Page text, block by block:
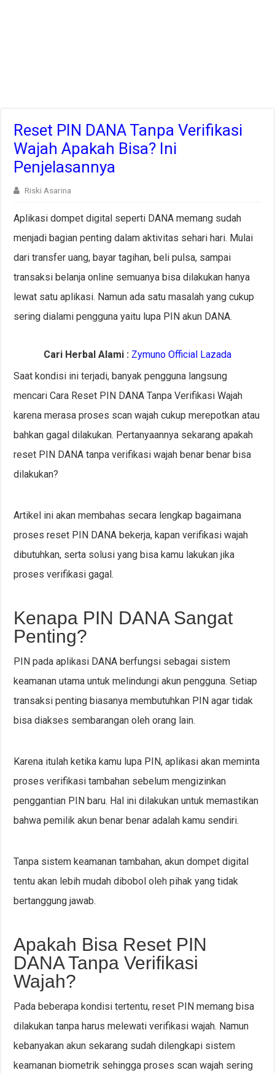
Reset PIN DANA Tanpa Verifikasi
Wajah Apakah Bisa? Ini
Penjelasannya
Riski Asarina
Aplikasi dompet digital seperti DANA memang sudah
menjadi bagian penting dalam aktivitas sehari hari. Mulai
dari transfer uang, bayar tagihan, beli pulsa, sampai
transaksi belanja online semuanya bisa dilakukan hanya
lewat satu aplikasi. Namun ada satu masalah yang cukup
sering dialami pengguna yaitu lupa PIN akun DANA.
Cari Herbal Alami : Zymuno Official Lazada
Saat kondisi ini terjadi, banyak pengguna langsung
mencari Cara Reset PIN DANA Tanpa Verifikasi Wajah
karena merasa proses scan wajah cukup merepotkan atau
bahkan gagal dilakukan. Pertanyaannya sekarang apakah
reset PIN DANA tanpa verifikasi wajah benar benar bisa
dilakukan?
Artikel ini akan membahas secara lengkap bagaimana
proses reset PIN DANA bekerja, kapan verifikasi wajah
dibutuhkan, serta solusi yang bisa kamu lakukan jika
proses verifikasi gagal.
Kenapa PIN DANA Sangat
Penting?
PIN pada aplikasi DANA berfungsi sebagai sistem
keamanan utama untuk melindungi akun pengguna. Setiap
transaksi penting biasanya membutuhkan PIN agar tidak
bisa diakses sembarangan oleh orang lain.
Karena itulah ketika kamu lupa PIN, aplikasi akan meminta
proses verifikasi tambahan sebelum mengizinkan
penggantian PIN baru. Hal ini dilakukan untuk memastikan
bahwa pemilik akun benar benar adalah kamu sendiri.
Tanpa sistem keamanan tambahan, akun dompet digital
tentu akan lebih mudah dibobol oleh pihak yang tidak
bertanggung jawab.
Apakah Bisa Reset PIN
DANA Tanpa Verifikasi
Wajah?
Pada beberapa kondisi tertentu, reset PIN memang bisa
dilakukan tanpa harus melewati verifikasi wajah. Namun
kebanyakan akun sekarang sudah dilengkapi sistem
keamanan biometrik sehingga proses scan wajah sering